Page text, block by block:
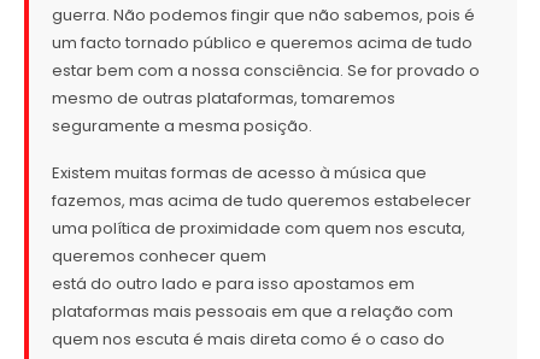
guerra. Não podemos fingir que não sabemos, pois é
um facto tornado público e queremos acima de tudo
estar bem com a nossa consciência. Se for provado o
mesmo de outras plataformas, tomaremos
seguramente a mesma posição.
Existem muitas formas de acesso à música que
fazemos, mas acima de tudo queremos estabelecer
uma política de proximidade com quem nos escuta,
queremos conhecer quem
está do outro lado e para isso apostamos em
plataformas mais pessoais em que a relação com
quem nos escuta é mais direta como é o caso do